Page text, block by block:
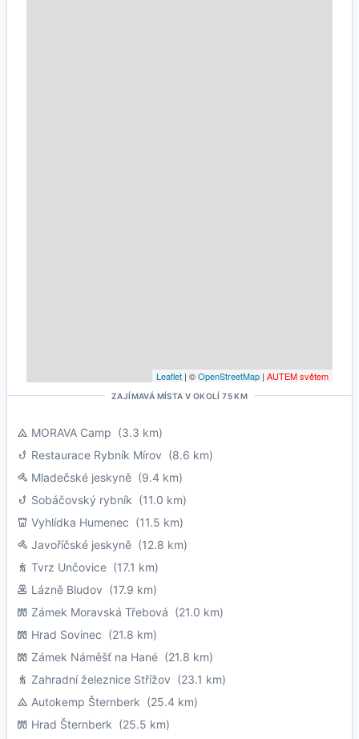
Leaflet | ©OpenStreetMap | AUTEM světem
ZAJÍMAVÁ MÍSTA V OKOLÍ 75 KM
MORAVA Camp (3.3 km)
Restaurace Rybník Mírov (8.6 km)
Mladečské jeskyně (9.4 km)
Sobáčovský rybník (11.0 km)
Vyhlídka Humenec (11.5 km)
Javoříčské jeskyně (12.8 km)
Tvrz Unčovice (17.1 km)
Lázně Bludov (17.9 km)
Zámek Moravská Třebová (21.0 km)
Hrad Sovinec (21.8 km)
Zámek Náměšť na Hané (21.8 km)
Zahradní železnice Střížov (23.1 km)
Autokemp Šternberk (25.4 km)
Hrad Šternberk (25.5 km)